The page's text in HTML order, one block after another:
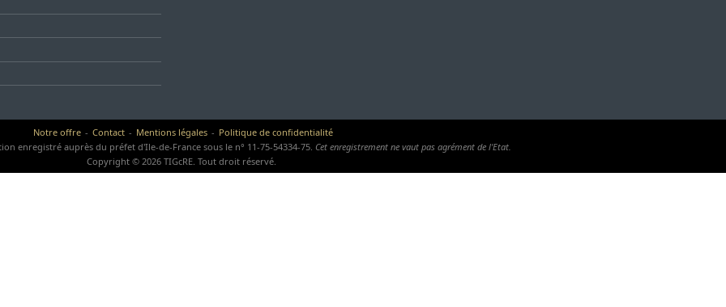
Notre offre Contact Mentions légales
Politique de confidentialité
enregistré auprès du préfet d'Ile-de-France sous le n° 11-75-54334-75. Cet enregistrement ne vaut pas agrément de l'Etat.
Copyright © 2026 TIGcRE. Tout droit réservé.